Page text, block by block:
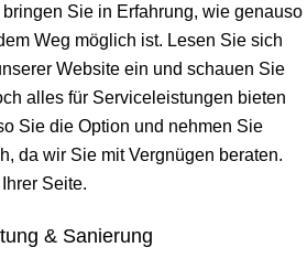
Sie in Erfahrung, wie genauso
Weg möglich ist. Lesen Sie sich
Website ein und schauen Sie
alles für Serviceleistungen bieten
Sie die Option und nehmen Sie
da wir Sie mit Vergnügen beraten.
Seite.
& Sanierung